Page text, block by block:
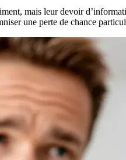
mais leur devoir
une perte de chance